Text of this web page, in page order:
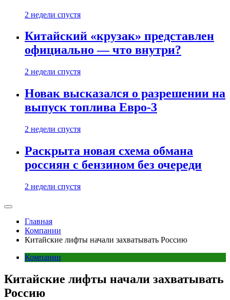
2 недели спустя
Китайский «крузак» представлен
официально — что внутри?
2 недели спустя
Новак высказался о разрешении на
выпуск топлива Евро-3
2 недели спустя
Раскрыта новая схема обмана
россиян с бензином без очереди
2 недели спустя
Главная
Компании
Китайские лифты начали захватывать Россию
Компании
Китайские лифты начали захватывать
Россию